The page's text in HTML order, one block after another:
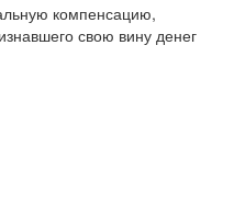
компенсацию,
свою вину денег